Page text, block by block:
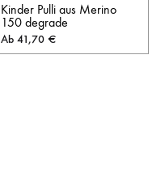
Kinder Pulli aus Merino
150 degrade
Ab 41,70 €